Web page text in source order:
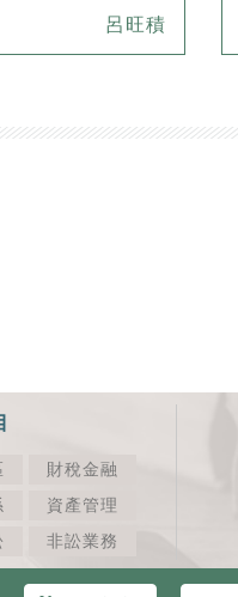
呂旺積
財稅金融
資產管理
非訟業務